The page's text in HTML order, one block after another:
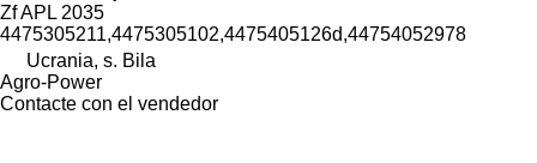
Zf APL 2035
4475305211,4475305102,4475405126d,44754052978
Ucrania, s. Bila
Agro-Power
Contacte con el vendedor